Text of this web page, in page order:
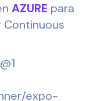
AZURE para
Continuous